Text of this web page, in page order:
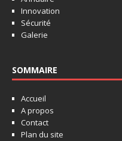
Innovation
Sécurité
Galerie
SOMMAIRE
Accueil
A propos
Contact
Plan du site